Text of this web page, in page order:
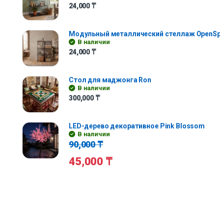
24,000 ₸
Модульный металлический стеллаж
В наличии
24,000 ₸
Стол для маджонга Ron
В наличии
300,000 ₸
LED-дерево декоративное Pink Blossom
В наличии
90,000₸
45,000 ₸